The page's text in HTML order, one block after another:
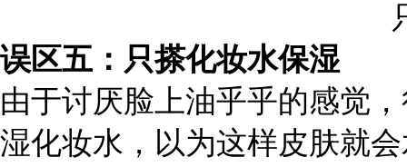
误区五：只搽化妆水保湿
由于讨厌脸上油乎乎的感觉
湿化妆水，以为这样皮肤就